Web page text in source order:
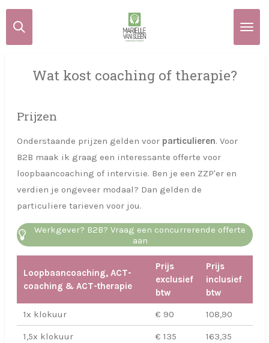
Ga
direct
naar
hoofdinhoud
Wat kost coaching of therapie?
Prijzen
Onderstaande prijzen gelden voor particulieren. Voor
B2B maak ik graag een interessante offerte voor
loopbaancoaching of intervisie. Ben je een ZZP'er en
verdien je ongeveer modaal? Dan gelden de
particuliere tarieven voor jou.
Werkgever? B2B? Vraag een concurrerende offerte
aan
Loopbaancoaching, ACT-
coaching & ACT-therapie
Prijs
exclusief
btw
Prijs
inclusief
btw
1x klokuur
€ 90 108,90
1,5x klokuur € 135 163,35